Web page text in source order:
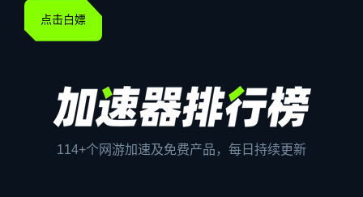
点击白嫖
114+个网游加速及免费产品，每日持续更新